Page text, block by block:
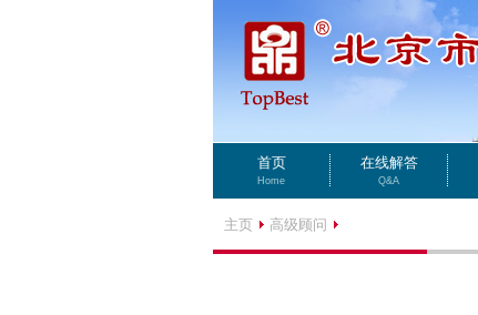
首页
Home
在线解答
Q&A
主页 高级顾问